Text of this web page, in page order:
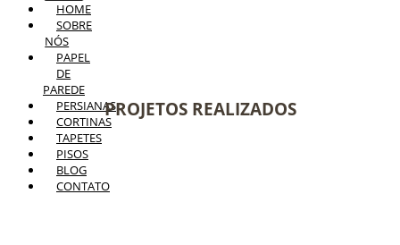
HOME
SOBRE
NÓS
PAPEL
DE
PAREDE
PERSIANAS
CORTINAS
TAPETES
PISOS
BLOG
CONTATO
PROJETOS REALIZADOS